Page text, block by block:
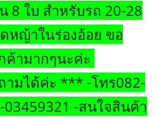
8 ใบ สำหรับรถ 20-28
หญ้าในร่องอ้อย ขอ
ามากๆนะค่ะ
มได้ค่ะ *** -โทร082-
-สนใจสินค้า